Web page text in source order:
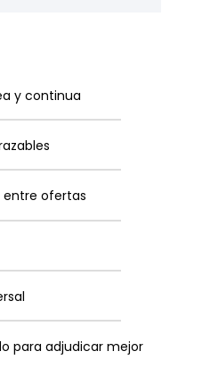
y continua
entre ofertas
para adjudicar mejor